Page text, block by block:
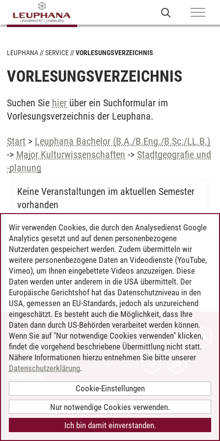
LEUPHANA SERVICE VORLESUNGSVERZEICHNIS
VORLESUNGSVERZEICHNIS
Suchen Sie hier über ein Suchformular im
Vorlesungsverzeichnis der Leuphana.
Start > Leuphana Bachelor (B.A./B.Eng./B.Sc./LL.B.)
-> Major Kulturwissenschaften -> Stadtgeografie und
-planung
Keine Veranstaltungen im aktuellen Semester
vorhanden
Timo Leder/30.06.2024
KONTAKT
LEUPHANA ALS ARBEITGEBER
INTRANET
BARRIEREFREIHEIT
COOKIE-EINSTELLUNGEN
Wir verwenden Cookies, die durch den Analysedienst Google
Analytics gesetzt und auf denen personenbezogene
Nutzerdaten gespeichert werden. Zudem übermitteln wir
weitere personenbezogene Daten an Videodienste (YouTube,
Vimeo), um Ihnen eingebettete Videos anzuzeigen. Diese
Daten werden unter anderem in die USA übermittelt. Der
Europäische Gerichtshof hat das Datenschutzniveau in den
USA, gemessen an EU-Standards, jedoch als unzureichend
eingeschätzt. Es besteht auch die Möglichkeit, dass Ihre
Daten dann durch US-Behörden verarbeitet werden können.
Wenn Sie auf "Nur notwendige Cookies verwenden" klicken,
findet die vorgehend beschriebene Übermittlung nicht statt.
Nähere Informationen hierzu entnehmen Sie bitte unserer
Datenschutzerklärung.
Cookie-Einstellungen
Nur notwendige Cookies verwenden.
Ich bin damit einverstanden.